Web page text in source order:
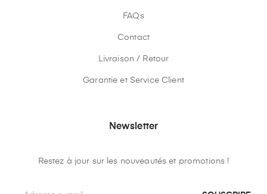
FAQs
Contact
Livraison / Retour
Garantie et Service Client
Newsletter
Restez à jour sur les nouveautés et promotions !